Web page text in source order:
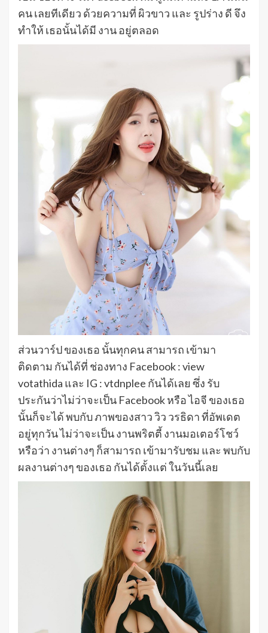
คน เลยทีเดียว ด้วยความที่ ผิวขาว และ รูปร่าง ดี จึง
ทำให้ เธอนั้นได้มี งาน อยู่ตลอด
ส่วนวาร์ป ของเธอ นั้นทุกคน สามารถ เข้ามา
ติดตาม กันได้ที่ ช่องทาง Facebook : view
votathida และ IG : vtdnplee กันได้เลย ซึ่ง รับ
ประกันว่าไม่ว่าจะเป็น Facebook หรือ ไอจี ของเธอ
นั้นก็จะได้ พบกับ ภาพของสาว วิว วรธิดา ที่อัพเดต
อยู่ทุกวัน ไม่ว่าจะเป็น งานพริตตี้ งานมอเตอร์โชว์
หรือว่า งานต่างๆ ก็สามารถ เข้ามารับชม และ พบกับ
ผลงานต่างๆ ของเธอ กันได้ตั้งแต่ ในวันนี้เลย